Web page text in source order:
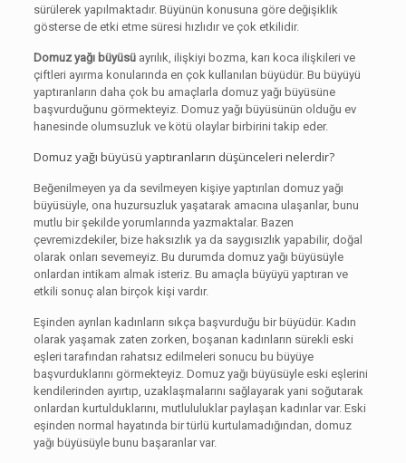
sürülerek yapılmaktadır. Büyünün konusuna göre değişiklik
gösterse de etki etme süresi hızlıdır ve çok etkilidir.
Domuz yağı büyüsüayrılık, ilişkiyi bozma, karı koca ilişkileri ve
çiftleri ayırma konularında en çok kullanılan büyüdür. Bu büyüyü
yaptıranların daha çok bu amaçlarla domuz yağı büyüsüne
başvurduğunu görmekteyiz. Domuz yağı büyüsünün olduğu ev
hanesinde olumsuzluk ve kötü olaylar birbirini takip eder.
Domuz yağı büyüsü yaptıranların düşünceleri nelerdir?
Beğenilmeyen ya da sevilmeyen kişiye yaptırılan domuz yağı
büyüsüyle, ona huzursuzluk yaşatarak amacına ulaşanlar, bunu
mutlu bir şekilde yorumlarında yazmaktalar. Bazen
çevremizdekiler, bize haksızlık ya da saygısızlık yapabilir, doğal
olarak onları sevemeyiz. Bu durumda domuz yağı büyüsüyle
onlardan intikam almak isteriz. Bu amaçla büyüyü yaptıran ve
etkili sonuç alan birçok kişi vardır.
Eşinden ayrılan kadınların sıkça başvurduğu bir büyüdür. Kadın
olarak yaşamak zaten zorken, boşanan kadınların sürekli eski
eşleri tarafından rahatsız edilmeleri sonucu bu büyüye
başvurduklarını görmekteyiz. Domuz yağı büyüsüyle eski eşlerini
kendilerinden ayırtıp, uzaklaşmalarını sağlayarak yani soğutarak
onlardan kurtulduklarını, mutlululuklar paylaşan kadınlar var. Eski
eşinden normal hayatında bir türlü kurtulamadığından, domuz
yağı büyüsüyle bunu başaranlar var.